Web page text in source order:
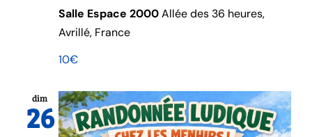
Salle Espace 2000Allée des 36 heures,
Avrillé, France
10€
dim
26